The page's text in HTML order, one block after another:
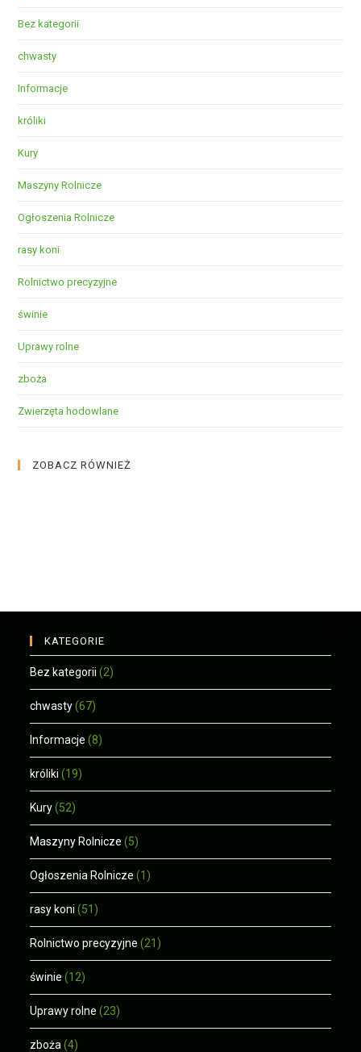
Bez kategorii
chwasty
Informacje
króliki
Kury
Maszyny Rolnicze
Ogłoszenia Rolnicze
rasy koni
Rolnictwo precyzyjne
świnie
Uprawy rolne
zboża
Zwierzęta hodowlane
ZOBACZ RÓWNIEŻ
KATEGORIE
Bez kategorii (2)
chwasty (67)
Informacje (8)
króliki (19)
Kury (52)
Maszyny Rolnicze (5)
Ogłoszenia Rolnicze (1)
rasy koni (51)
Rolnictwo precyzyjne (21)
świnie (12)
Uprawy rolne (23)
zboża (4)